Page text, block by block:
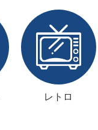
レトロ